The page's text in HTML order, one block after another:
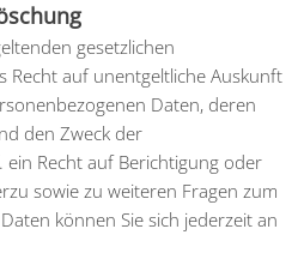
gesetzlichen
Recht auf unentgeltliche Auskunft
Daten, deren
den Zweck der
Recht auf Berichtigung oder
sowie zu weiteren Fragen zum
können Sie sich jederzeit an